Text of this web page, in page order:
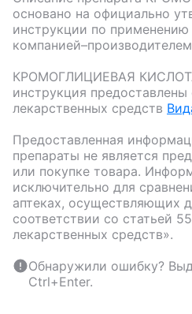
основано на официально
инструкции по
КРОМОГЛИЦИЕВАЯ
инструкция
лекарственных средств
Предоставленная
препараты не является
или покупке товара.
исключительно для
аптеках, осуществляющих
соответствии со статьей
лекарственных средств».
Обнаружили ошибку?
Ctrl+Enter.